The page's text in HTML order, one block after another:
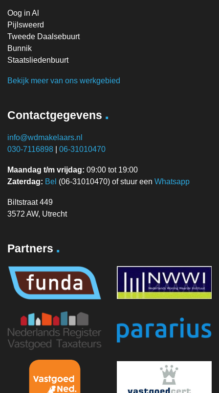
Oog in Al
Pijlsweerd
Tweede Daalsebuurt
Bunnik
Staatsliedenbuurt
Bekijk meer van ons werkgebied
Contactgegevens .
info@wdmakelaars.nl
030-7116898
06-31010470
Maandag t/m vrijdag: 09:00 tot 19:00
Zaterdag: Bel (06-31010470) of stuur een Whatsapp
Biltstraat 449
3572 AW, Utrecht
Partners .